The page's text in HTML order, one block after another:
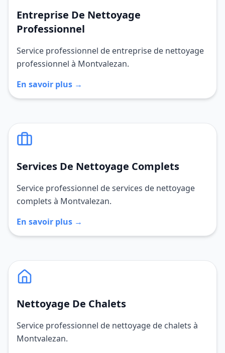
Entreprise De Nettoyage
Professionnel
Service professionnel de entreprise de nettoyage
professionnel à Montvalezan.
En savoir plus →
Services De Nettoyage Complets
Service professionnel de services de nettoyage
complets à Montvalezan.
En savoir plus →
Nettoyage De Chalets
Service professionnel de nettoyage de chalets à
Montvalezan.